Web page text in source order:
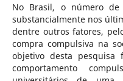
No Brasil, o número de
substancialmente nos
dentre outros fatores,
compra compulsiva na
objetivo desta pesquisa
comportamento